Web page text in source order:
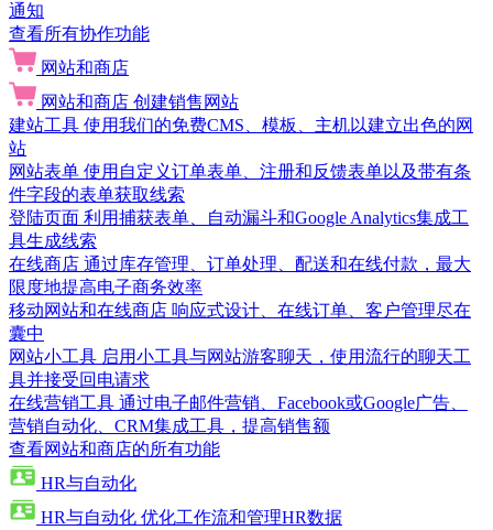
通知
查看所有协作功能
网站和商店
网站和商店 创建销售网站
建站工具 使用我们的免费CMS、模板、主机以建立出色的网
站
网站表单 使用自定义订单表单、注册和反馈表单以及带有条
件字段的表单获取线索
登陆页面 利用捕获表单、自动漏斗和Google Analytics集成工
具生成线索
在线商店 通过库存管理、订单处理、配送和在线付款，最大
限度地提高电子商务效率
移动网站和在线商店 响应式设计、在线订单、客户管理尽在
囊中
网站小工具 启用小工具与网站游客聊天，使用流行的聊天工
具并接受回电请求
在线营销工具 通过电子邮件营销、Facebook或Google广告、
营销自动化、CRM集成工具，提高销售额
查看网站和商店的所有功能
HR与自动化
HR与自动化 优化工作流和管理HR数据